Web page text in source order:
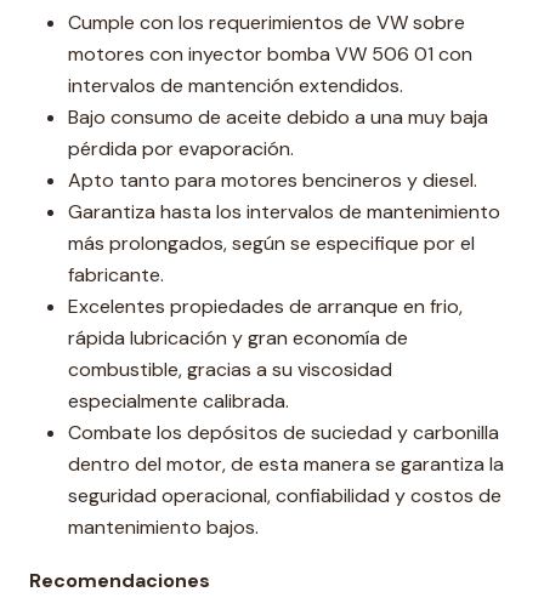
Cumple con los requerimientos de VW sobre
motores con inyector bomba VW 506 01 con
intervalos de mantención extendidos.
Bajo consumo de aceite debido a una muy baja
pérdida por evaporación.
Apto tanto para motores bencineros y diesel.
Garantiza hasta los intervalos de mantenimiento
más prolongados, según se especifique por el
fabricante.
Excelentes propiedades de arranque en frio,
rápida lubricación y gran economía de
combustible, gracias a su viscosidad
especialmente calibrada.
Combate los depósitos de suciedad y carbonilla
dentro del motor, de esta manera se garantiza la
seguridad operacional, confiabilidad y costos de
mantenimiento bajos.
Recomendaciones